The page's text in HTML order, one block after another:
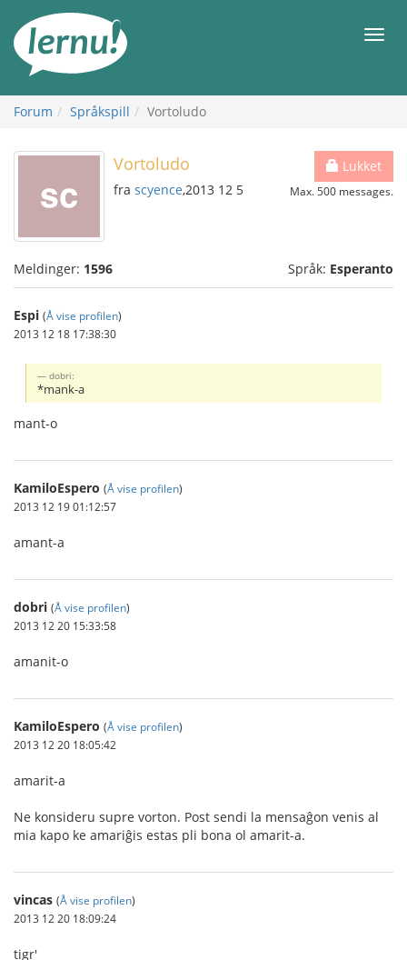
innholdet
Meny
Forum Språkspill Vortoludo
Lukket
Max. 500 messages.
Vortoludo
fra scyence,2013 12 5
Meldinger: 1596 Språk: Esperanto
Espi (Å vise profilen)
2013 12 18 17:38:30
dobri:
*mank-a
mant-o
KamiloEspero (Å vise profilen)
2013 12 19 01:12:57
amant-a
dobri (Å vise profilen)
2013 12 20 15:33:58
amanit-o
KamiloEspero (Å vise profilen)
2013 12 20 18:05:42
amarit-a
Ne konsideru supre vorton. Post sendi la mensaĝon venis al
mia kapo ke amariĝis estas pli bona ol amarit-a.
vincas (Å vise profilen)
2013 12 20 18:09:24
tigr'